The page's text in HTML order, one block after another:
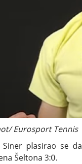
Eurosport Tennis
Siner plasirao se
Šeltona 3:0.